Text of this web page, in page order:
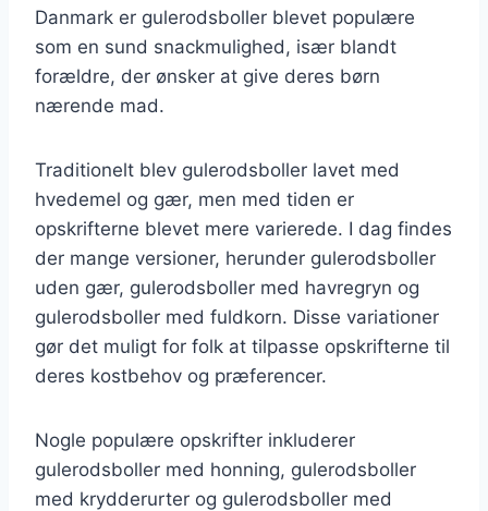
Danmark er gulerodsboller blevet populære
som en sund snackmulighed, især blandt
forældre, der ønsker at give deres børn
nærende mad.
Traditionelt blev gulerodsboller lavet med
hvedemel og gær, men med tiden er
opskrifterne blevet mere varierede. I dag findes
der mange versioner, herunder gulerodsboller
uden gær, gulerodsboller med havregryn og
gulerodsboller med fuldkorn. Disse variationer
gør det muligt for folk at tilpasse opskrifterne til
deres kostbehov og præferencer.
Nogle populære opskrifter inkluderer
gulerodsboller med honning, gulerodsboller
med krydderurter og gulerodsboller med